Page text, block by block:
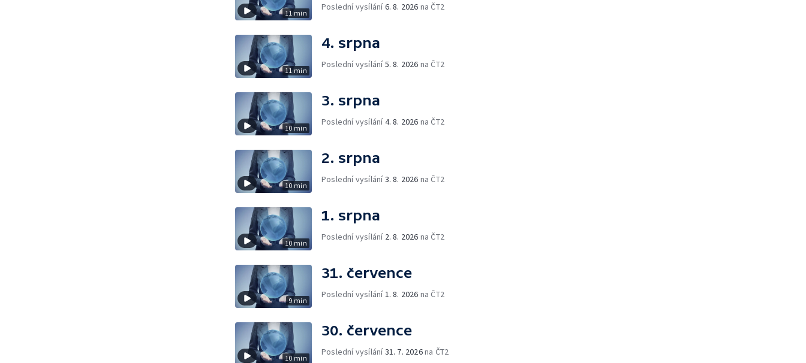
11 min
Poslední vysílání6. 8. 2026 na ČT2
11 min
4. srpna
Poslední vysílání5. 8. 2026 na ČT2
10 min
3. srpna
Poslední vysílání4. 8. 2026 na ČT2
10 min
2. srpna
Poslední vysílání3. 8. 2026 na ČT2
10 min
1. srpna
Poslední vysílání 2. 8. 2026 na ČT2
9 min
31. července
Poslední vysílání 1. 8. 2026 na ČT2
10 min
30. července
Poslední vysílání31. 7. 2026na ČT2